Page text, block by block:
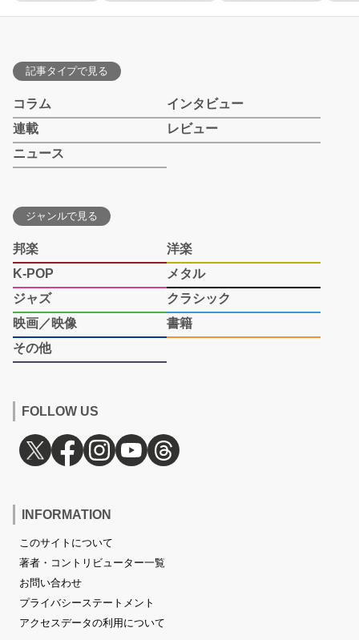
記事タイプで見る
コラム
インタビュー
連載
レビュー
ニュース
ジャンルで見る
邦楽
洋楽
K-POP
メタル
ジャズ
クラシック
映画／映像
書籍
その他
FOLLOW US
INFORMATION
このサイトについて
著者・コントリビューター一覧
お問い合わせ
プライバシーステートメント
アクセスデータの利用について